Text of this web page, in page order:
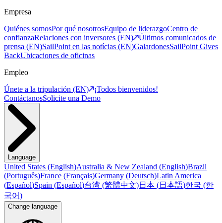
Empresa
Quiénes somosPor qué nosotrosEquipo de liderazgoCentro de
confianzaRelaciones con inversores (EN)
Últimos comunicados de
prensa (EN)SailPoint en las notícias (EN)GalardonesSailPoint Gives
BackUbicaciones de oficinas
Empleo
Únete a la tripulación (EN)
¡Todos bienvenidos!
ContáctanosSolicite una Demo
Language
United States (English)Australia & New Zealand (English)Brazil
(Português)France (Français)Germany (Deutsch)Latin America
(Español)Spain (Español)台湾 (繁體中文)日本 (日本語)한국 (한
국어)
Change language